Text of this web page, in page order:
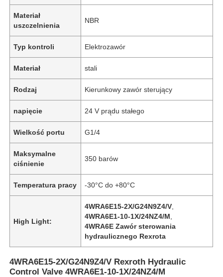
Materiał
uszczelnienia
NBR
Typ kontroli Elektrozawór
Materiał stali
Rodzaj Kierunkowy zawór sterujący
napięcie 24 V prądu stałego
Wielkość portu G1/4
Maksymalne
ciśnienie
350 barów
Temperatura pracy -30°C do +80°C
High Light:
4WRA6E15-2X/G24N9Z4/V
4WRA6E1-10-1X/24NZ4/M
4WRA6E Zawór sterowania
hydraulicznego Rexrota
4WRA6E15-2X/G24N9Z4/V Rexroth Hydraulic
Control Valve 4WRA6E1-10-1X/24NZ4/M